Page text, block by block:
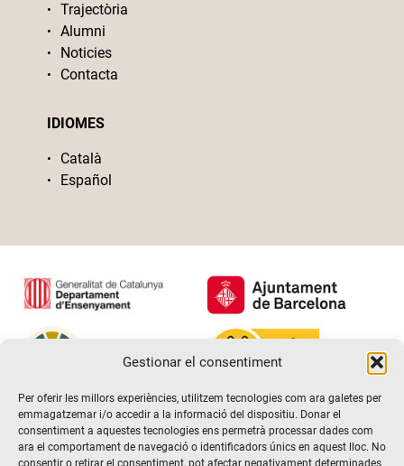
Gestionar el consentiment
Per oferir les millors experiències, utilitzem tecnologies com ara galetes per
emmagatzemar i/o accedir a la informació del dispositiu. Donar el
consentiment a aquestes tecnologies ens permetrà processar dades com
ara el comportament de navegació o identificadors únics en aquest lloc. No
consentir o retirar el consentiment, pot afectar negativament determinades
Trajectòria
Alumni
Noticies
Contacta
IDIOMES
Català
Español